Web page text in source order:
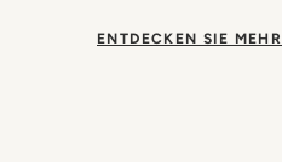
ENTDECKEN SIE MEHR